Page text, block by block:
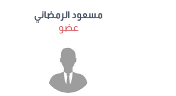
مسعود الرمضاني
عضو